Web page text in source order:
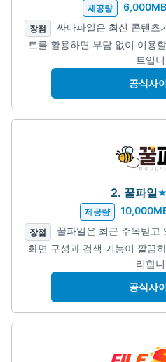
제공량
장점
싸다파일은 최신 콘텐츠
트를 활용하면 부담 없이 이용
트입
공식사
2. 꿀파일
제공량
장점
꿀파일은 최근 주목받고
화면 구성과 검색 기능이 깔끔
리합
공식사